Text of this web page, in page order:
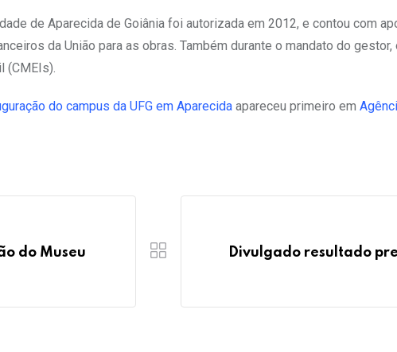
de Aparecida de Goiânia foi autorizada em 2012, e contou com
da União para as obras. Também durante o mandato do gestor,
(CMEIs).
do campus da UFG em Aparecida apareceu primeiro em
do Museu
Divulgado resultado